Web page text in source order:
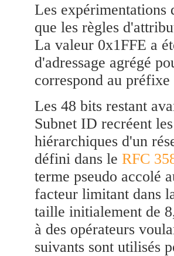
Les expérimentations
que les règles
La valeur 0x1FFE a
d'adressage agrégé
correspond au préfixe
Les 48 bits restant
Subnet ID recréent
hiérarchiques d'un
défini dans le RFC
terme pseudo accolé
facteur limitant dans
taille initialement de
à des opérateurs
suivants sont utilisés